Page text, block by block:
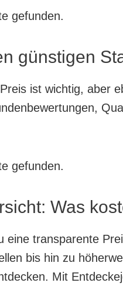
gefunden.
günstigen
ist wichtig, aber
gefunden.
Was
eine transparente
bis hin zu
Mit